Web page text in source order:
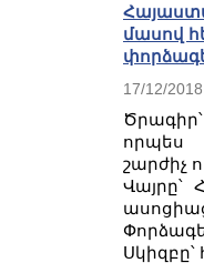
մասով
17/12/2018
որպես
շարժիչ
Սկիզբը՝